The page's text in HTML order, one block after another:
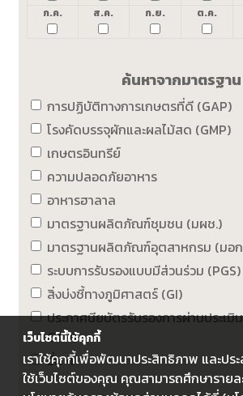
ก.ค. ส.ค. ก.ย. ต.ค.
ค้นหาจากมาตรฐาน
การปฏิบัติทางการเกษตรที่ดี (GAP)
โรงคัดบรรจุผักและผลไม้สด (GMP)
เกษตรอินทรีย์
ความปลอดภัยอาหาร
อาหารฮาลาล
มาตรฐานผลิตภัณฑ์ชุมชน (มผช.)
มาตรฐานผลิตภัณฑ์อุตสาหกรม (มอ
ระบบการรับรองแบบมีส่วนร่วม (PGS)
สิ่งบ่งชี้ทางภูมิศาสตร์ (GI)
ประกาศนียบัตรรับรองการผ่านประเมิ
GAP)
อื่น ๆ
เว็บไซต์นี้ใช้คุกกี้
เราใช้คุกกี้เพื่อพัฒนาประสิทธิภาพ และปร
ใช้เว็บไซต์ของคุณ คุณสามารถศึกษารายล